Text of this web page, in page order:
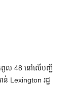
ពូល 48 នៅលើបញ្ជី
Lexington រដ្ឋ